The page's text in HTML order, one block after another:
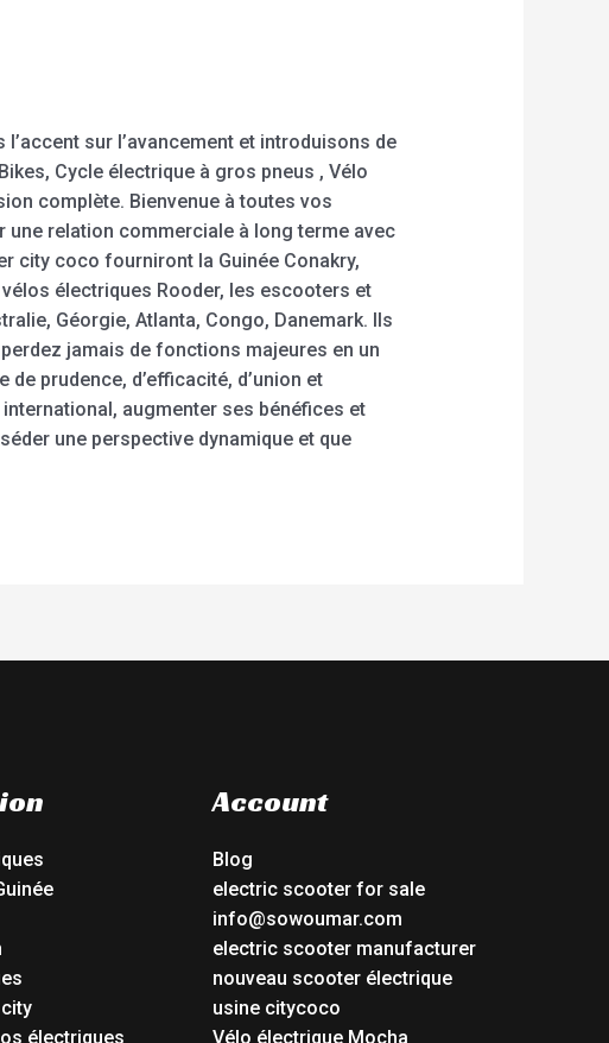
sur l’avancement et introduisons de
Cycle électrique à gros pneus , Vélo
complète. Bienvenue à toutes vos
relation commerciale à long terme avec
city coco fourniront la Guinée Conakry,
électriques Rooder, les escooters et
Géorgie, Atlanta, Congo, Danemark. Ils
jamais de fonctions majeures en un
prudence, d’efficacité, d’union et
augmenter ses bénéfices et
une perspective dynamique et que
électriques
Account
Blog
electric scooter for sale
info@sowoumar.com
electric scooter manufacturer
nouveau scooter électrique
usine citycoco
Vélo électrique Mocha